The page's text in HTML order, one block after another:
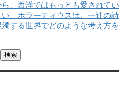
、西洋ではもっとも愛されてい
。ホラーティウスは、一連の詩
する世界でどのような考え方を